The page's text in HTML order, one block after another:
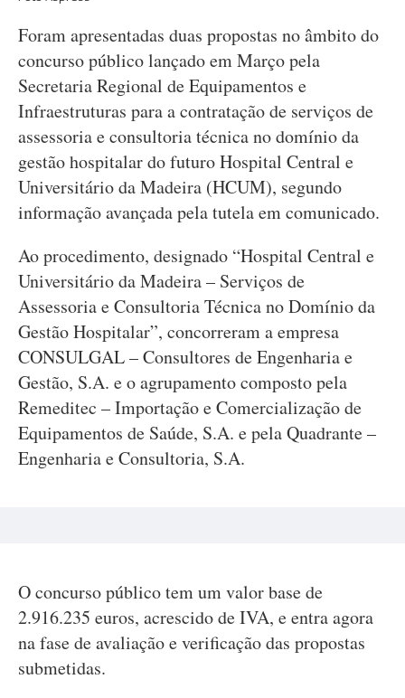
Foram apresentadas duas propostas no âmbito do
concurso público lançado em Março pela
Secretaria Regional de Equipamentos e
Infraestruturas para a contratação de serviços de
assessoria e consultoria técnica no domínio da
gestão hospitalar do futuro Hospital Central e
Universitário da Madeira (HCUM), segundo
informação avançada pela tutela em comunicado.
Ao procedimento, designado “Hospital Central e
Universitário da Madeira – Serviços de
Assessoria e Consultoria Técnica no Domínio da
Gestão Hospitalar”, concorreram a empresa
CONSULGAL – Consultores de Engenharia e
Gestão, S.A. e o agrupamento composto pela
Remeditec – Importação e Comercialização de
Equipamentos de Saúde, S.A. e pela Quadrante –
Engenharia e Consultoria, S.A.
O concurso público tem um valor base de
2.916.235 euros, acrescido de IVA, e entra agora
na fase de avaliação e verificação das propostas
submetidas.